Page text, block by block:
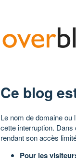
Ce blog
Le nom de domaine ou
cette interruption.
rendant son accès
Pour les